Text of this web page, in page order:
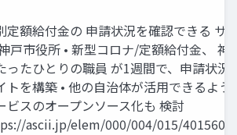
定額給付金の 申請状況を確認できる サ
戸市役所 • 新型コロナ/定額給付金、 神
ったひとりの職員 が1週間で、申請状況
トを構築 • 他の自治体が活用できるよう
ビスのオープンソース化も 検討
ascii.jp/elem/000/004/015/4015607/